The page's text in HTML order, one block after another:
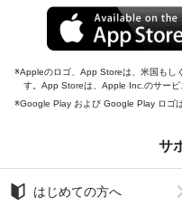
Appleのロゴ、App Storeは、米国もし
す。App Storeは、Apple Inc.のサービ
Google Play および Google Play ロゴ
サ
はじめての方へ